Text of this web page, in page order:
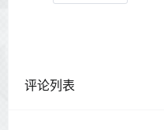
评论列表